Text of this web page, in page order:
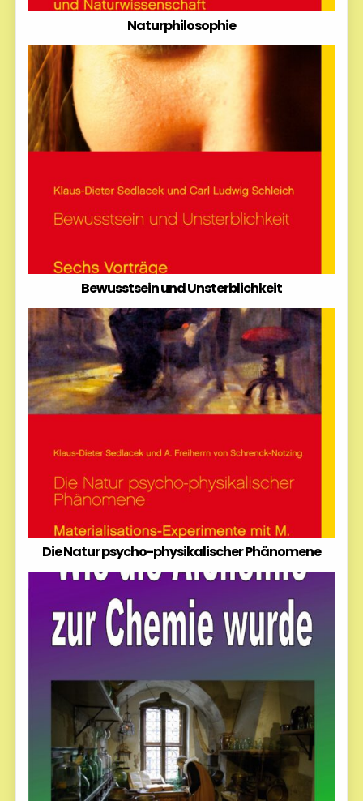
Naturphilosophie
Bewusstsein und Unsterblichkeit
Die Natur psycho-physikalischer Phänomene